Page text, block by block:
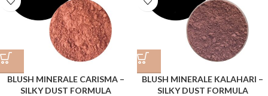
BLUSH MINERALE CARISMA –
SILKY DUST FORMULA
BLUSH MINERALE KALAHARI –
SILKY DUST FORMULA